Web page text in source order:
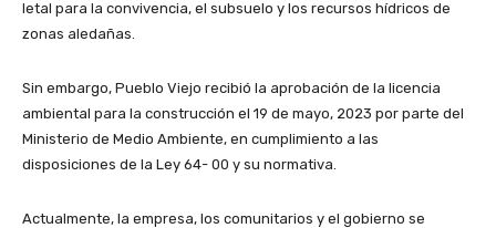
letal para la convivencia, el subsuelo y los recursos hídricos de
zonas aledañas.
Sin embargo, Pueblo Viejo recibió la aprobación de la licencia
ambiental para la construcción el 19 de mayo, 2023 por parte del
Ministerio de Medio Ambiente, en cumplimiento a las
disposiciones de la Ley 64- 00 y su normativa.
Actualmente, la empresa, los comunitarios y el gobierno se